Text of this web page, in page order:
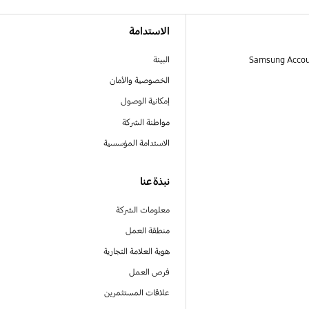
الاستدامة
البيئة
الخصوصية والأمان
إمكانية الوصول
مواطنة الشركة
الاستدامة المؤسسية
نبذة عنا
معلومات الشركة
منطقة العمل
هوية العلامة التجارية
فرص العمل
علاقات المستثمرين